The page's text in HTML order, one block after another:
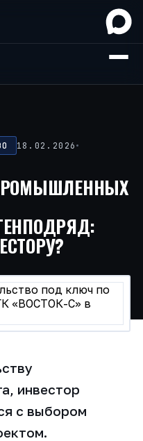
18.02.2026
инвестор
с выбором